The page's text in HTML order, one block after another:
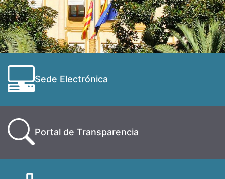
Sede Electrónica
Portal de Transparencia